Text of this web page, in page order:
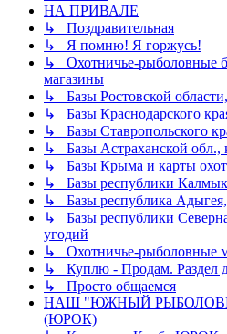
НА ПРИВАЛЕ
↳ Поздравительная
↳ Я помню! Я горжусь!
↳ Охотничье-рыболовные
магазины
↳ Базы Ростовской
↳ Базы Краснодарского
↳ Базы Ставропольского
↳ Базы Астраханской обл.,
↳ Базы Крыма и карты
↳ Базы республики
↳ Базы республика
↳ Базы республики
угодий
↳ Охотничье-рыболовные
↳ Куплю - Продам. Раздел
↳ Просто общаемся
НАШ "ЮЖНЫЙ
(ЮРОК)